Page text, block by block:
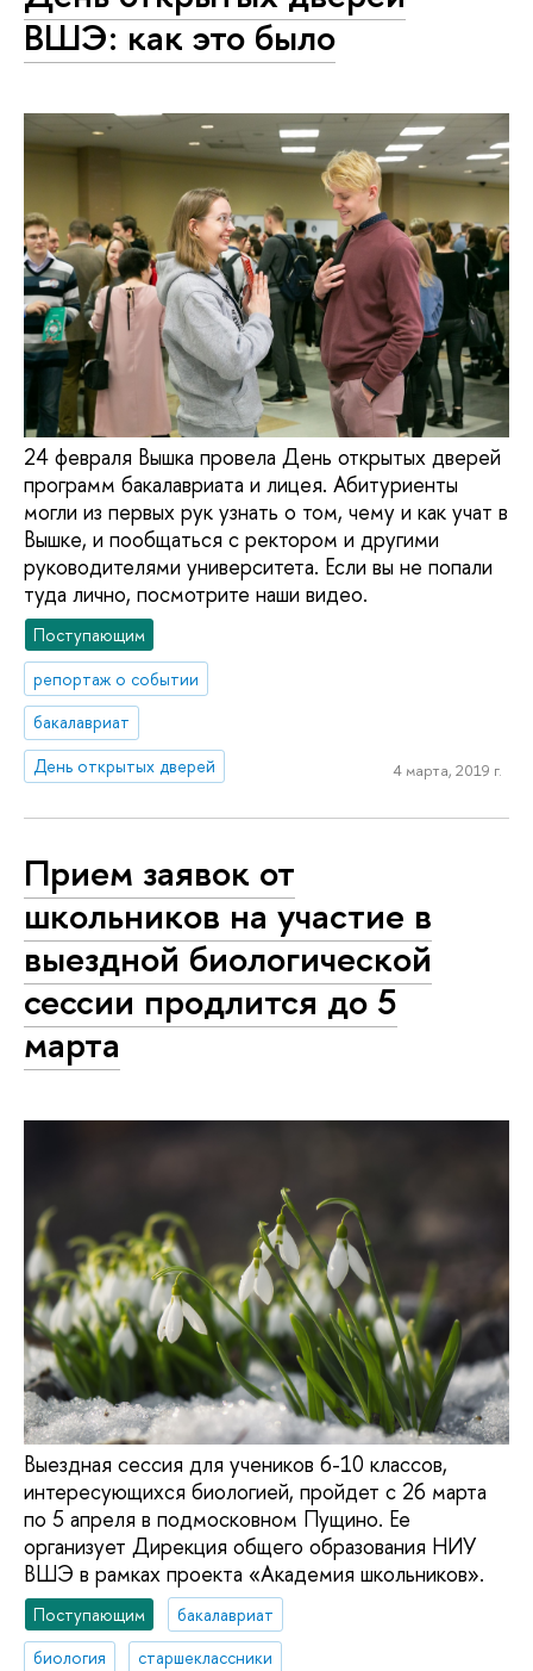
ВШЭ: как это было
24 февраля Вышка провела День открытых дверей
программ бакалавриата и лицея. Абитуриенты
могли из первых рук узнать о том, чему и как учат в
Вышке, и пообщаться с ректором и другими
руководителями университета. Если вы не попали
туда лично, посмотрите наши видео.
Поступающим
репортаж о событии
бакалавриат
День открытых дверей
4 марта, 2019 г.
Прием заявок от
школьников на участие в
выездной биологической
сессии продлится до 5
марта
Выездная сессия для учеников 6-10 классов,
интересующихся биологией, пройдет с 26 марта
по 5 апреля в подмосковном Пущино. Ее
организует Дирекция общего образования НИУ
ВШЭ в рамках проекта «Академия школьников».
Поступающим
бакалавриат
биология
старшеклассники